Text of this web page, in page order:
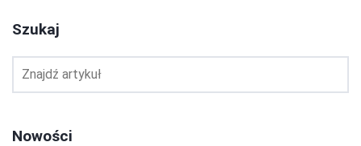
Szukaj
Nowości